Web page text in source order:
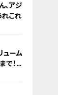
、アジ
これ
ューム
で！